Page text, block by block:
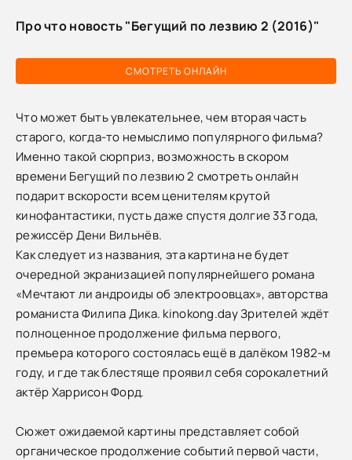
СМОТРЕТЬ ОНЛАЙН
Про что новость "Бегущий по лезвию 2 (2016)"
Что может быть увлекательнее, чем вторая часть
старого, когда-то немыслимо популярного фильма?
Именно такой сюрприз, возможность в скором
времени Бегущий по лезвию 2 смотреть онлайн
подарит вскорости всем ценителям крутой
кинофантастики, пусть даже спустя долгие 33 года,
режиссёр Дени Вильнёв.
Как следует из названия, эта картина не будет
очередной экранизацией популярнейшего романа
«Мечтают ли андроиды об электроовцах», авторства
романиста Филипа Дика. kinokong.day Зрителей ждёт
полноценное продолжение фильма первого,
премьера которого состоялась ещё в далёком 1982-м
году, и где так блестяще проявил себя сорокалетний
актёр Харрисон Форд.
Сюжет ожидаемой картины представляет собой
органическое продолжение событий первой части,